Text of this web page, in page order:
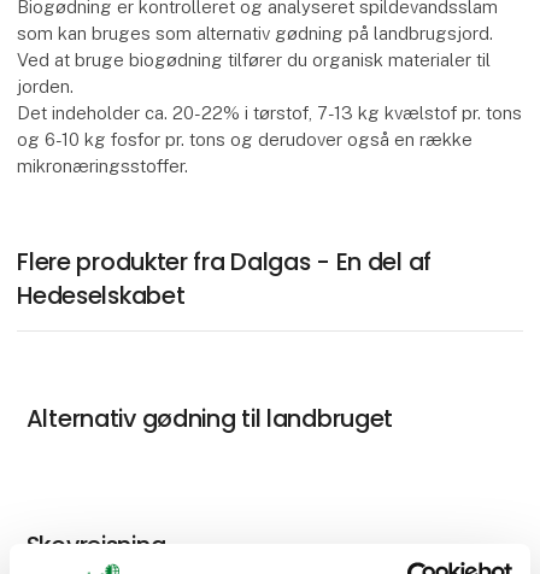
Biogødning er kontrolleret og analyseret spildevandsslam
som kan bruges som alternativ gødning på landbrugsjord.
Ved at bruge biogødning tilfører du organisk materialer til
jorden.
Det indeholder ca. 20-22% i tørstof, 7-13 kg kvælstof pr. tons
og 6-10 kg fosfor pr. tons og derudover også en række
mikronæringsstoffer.
Flere produkter fra Dalgas - En del af
Hedeselskabet
Alternativ gødning til landbruget
Skovrejsning